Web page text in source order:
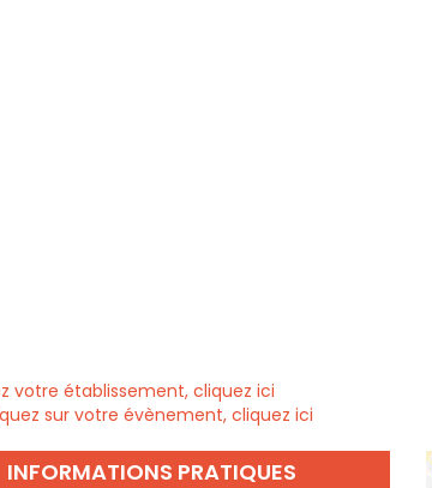
votre établissement, cliquez ici
sur votre évènement, cliquez ici
INFORMATIONS PRATIQUES